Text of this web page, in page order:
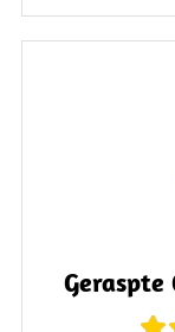
Geraspte